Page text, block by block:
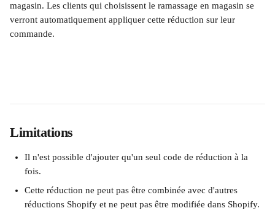
magasin. Les clients qui choisissent le ramassage en magasin se
verront automatiquement appliquer cette réduction sur leur
commande.
Limitations
Il n'est possible d'ajouter qu'un seul code de réduction à la
fois.
Cette réduction ne peut pas être combinée avec d'autres
réductions Shopify et ne peut pas être modifiée dans Shopify.